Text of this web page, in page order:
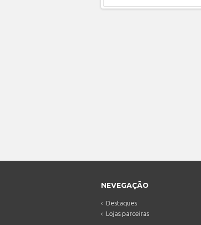
NEVEGAÇÃO
Destaques
Lojas parceiras